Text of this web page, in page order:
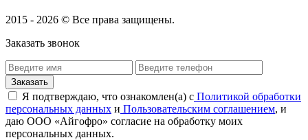
2015 - 2026 © Все права защищены.
Заказать звонок
Я подтверждаю, что ознакомлен(а) с Политикой обработки
персональных данных и Пользовательским соглашением, и
даю ООО «Айгофро» согласие на обработку моих
персональных данных.